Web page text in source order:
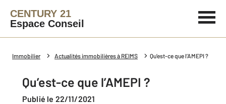
CENTURY 21
Espace Conseil
Immobilier Actualités immobilières à REIMS Qu’est-ce que l’AMEPI ?
Qu’est-ce que l’AMEPI ?
Publié le 22/11/2021